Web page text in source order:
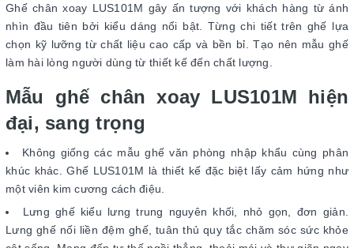
Ghế chân xoay LUS101M gây ấn tượng với khách hàng từ ánh
nhìn đầu tiên bởi kiểu dáng nổi bật. Từng chi tiết trên ghế lựa
chọn kỹ lưỡng từ chất liệu cao cấp và bền bỉ. Tạo nên mẫu ghế
làm hài lòng người dùng từ thiết kế đến chất lượng.
Mẫu ghế chân xoay LUS101M hiện
đại, sang trọng
Không giống các mẫu ghế văn phòng nhập khẩu cùng phân
khúc khác. Ghế LUS101M là thiết kế đặc biệt lấy cảm hứng như
một viên kim cương cách điệu.
Lưng ghế kiểu lưng trung nguyên khối, nhỏ gọn, đơn giản.
Lưng ghế nối liền đệm ghế, tuân thủ quy tắc chăm sóc sức khỏe